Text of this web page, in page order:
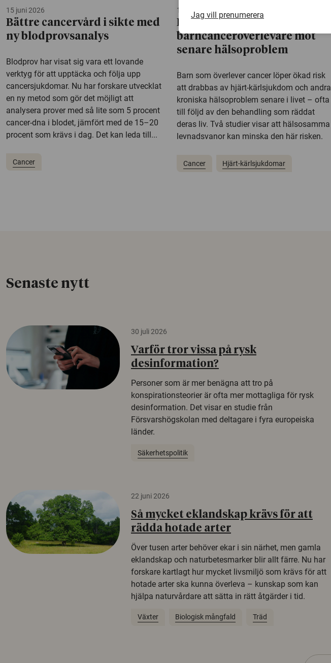
15 juni 2026
Bättre cancervård i sikte med
ny blodprovsanalys
Blodprov har visat sig vara ett lovande
verktyg för att upptäcka och följa upp
cancersjukdomar. Nu har forskare utvecklat
en ny metod som gör det möjligt att
analysera prover med så lite som 5 procent
cancer-dna i blodet, jämfört med de 15–20
procent som krävs i dag. Det kan leda till...
Cancer
1 juni 2026
Levnadsvanor kan skydda
barncanceröverlevare mot
senare hälsoproblem
Barn som överlever cancer löper ökad risk
att drabbas av hjärt-kärlsjukdom och andra
kroniska hälsoproblem senare i livet – ofta
till följd av den behandling som räddat
deras liv. Två studier visar att hälsosamma
levnadsvanor kan minska den här risken.
Cancer Hjärt-kärlsjukdomar
Senaste nytt
30 juli 2026
Varför tror vissa på rysk
desinformation?
Personer som är mer benägna att tro på
konspirationsteorier är ofta mer mottagliga för rysk
desinformation. Det visar en studie från
Försvarshögskolan med deltagare i fyra europeiska
länder.
Säkerhetspolitik
22 juni 2026
Så mycket eklandskap krävs för att
rädda hotade arter
Över tusen arter behöver ekar i sin närhet, men gamla
eklandskap och naturbetesmarker blir allt färre. Nu har
forskare kartlagt hur mycket livsmiljö som krävs för att
hotade arter ska kunna överleva – kunskap som kan
hjälpa naturvårdare att sätta in rätt åtgärder i tid.
Växter Biologisk mångfald Träd
Jag vill prenumerera